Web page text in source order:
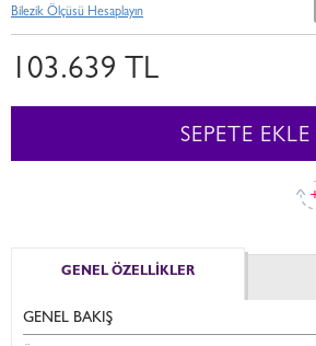
Bilezik Ölçüsü Hesaplayın
103.639 TL
SEPETE EKLE
GENEL ÖZELLİKLER
GENEL BAKIŞ